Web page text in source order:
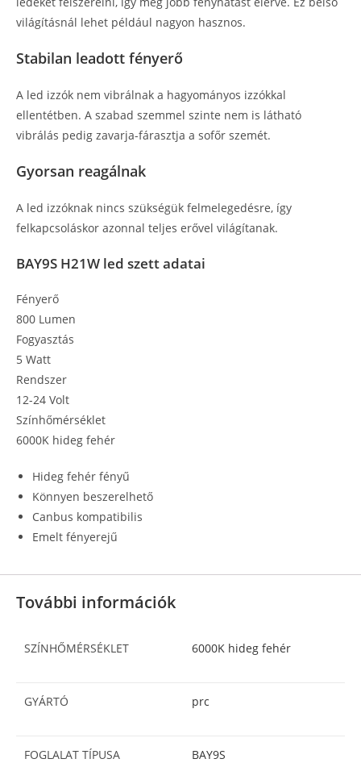
világításnál lehet például nagyon hasznos.
Stabilan leadott fényerő
A led izzók nem vibrálnak a hagyományos izzókkal
ellentétben. A szabad szemmel szinte nem is látható
vibrálás pedig zavarja-fárasztja a sofőr szemét.
Gyorsan reagálnak
A led izzóknak nincs szükségük felmelegedésre, így
felkapcsoláskor azonnal teljes erővel világítanak.
BAY9S H21W led szett adatai
Fényerő
800 Lumen
Fogyasztás
5 Watt
Rendszer
12-24 Volt
Színhőmérséklet
6000K hideg fehér
Hideg fehér fényű
Könnyen beszerelhető
Canbus kompatibilis
Emelt fényerejű
További információk
SZÍNHŐMÉRSÉKLET 6000K hideg fehér
GYÁRTÓ prc
FOGLALAT TÍPUSA BAY9S